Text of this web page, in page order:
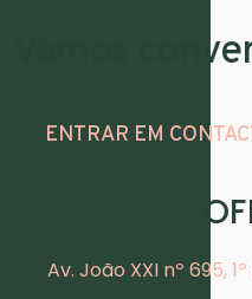
Vamos
ENTRAR EM
Av. João XXI nº 695,